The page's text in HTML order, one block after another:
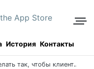
История Контакты
S
EO простыми словами: как сделать так, чтобы клиенты находили вас в Google сами